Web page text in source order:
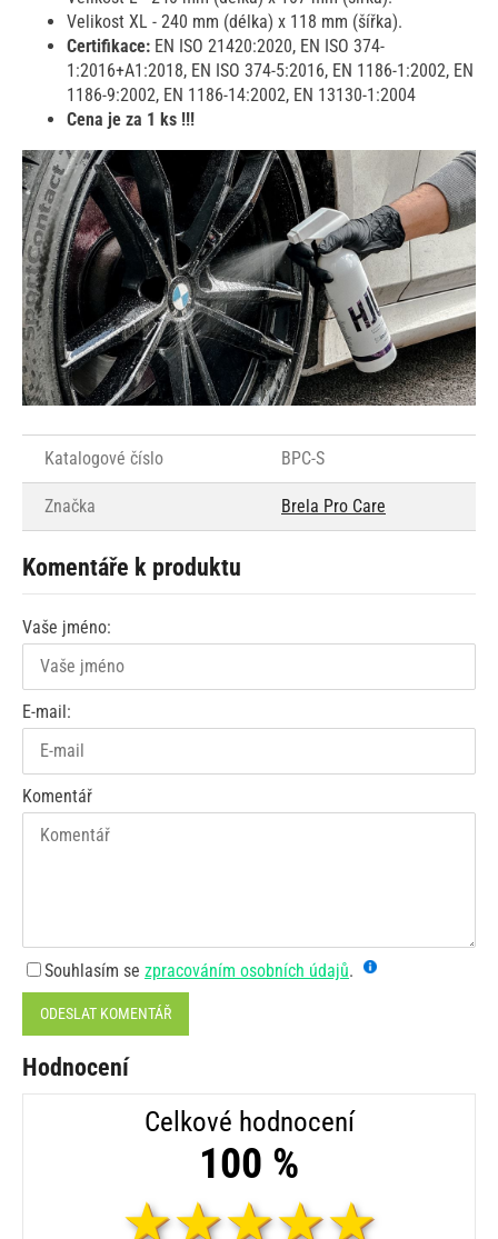
Velikost XL - 240 mm (délka) x 118 mm (šířka).
Certifikace: EN ISO 21420:2020, EN ISO 374-
1:2016+A1:2018, EN ISO 374-5:2016, EN 1186-1:2002, EN
1186-9:2002, EN 1186-14:2002, EN 13130-1:2004
Cena je za 1 ks !!!
Katalogové číslo BPC-S
Značka Brela Pro Care
Komentáře k produktu
Vaše jméno:
E-mail:
Komentář
Souhlasím se zpracováním osobních údajů.
ODESLAT KOMENTÁŘ
Hodnocení
Celkové hodnocení
100 %